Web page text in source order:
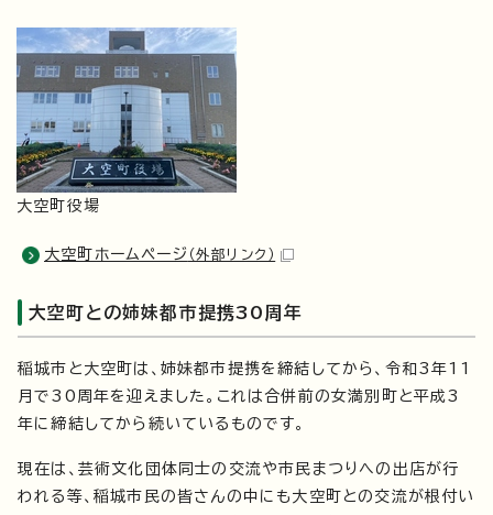
大空町役場
大空町ホームページ （外部リンク）
大空町との姉妹都市提携30周年
稲城市と大空町は、姉妹都市提携を締結してから、令和3年11
月で30周年を迎えました。これは合併前の女満別町と平成3
年に締結してから続いているものです。
現在は、芸術文化団体同士の交流や市民まつりへの出店が行
われる等、稲城市民の皆さんの中にも大空町との交流が根付い